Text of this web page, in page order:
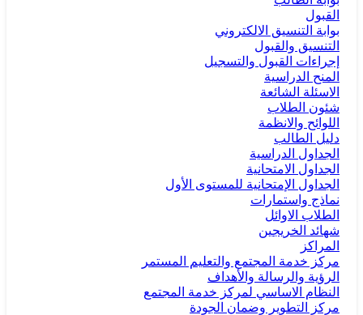
القبول
بوابة التنسيق الالكتروني
التنسيق والقبول
إجراءات القبول والتسجيل
المنح الدراسية
الاسئلة الشائعة
شئون الطلاب
اللوائح والانظمة
دليل الطالب
الجداول الدراسية
الجداول الامتحانية
الجداول الإمتحانية للمستوى الأول
نماذج واستمارات
الطلاب الاوائل
شهائد الخريجين
المراكز
مركز خدمة المجتمع والتعليم المستمر
الرؤية والرسالة والأهداف
النظام الاساسي لمركز خدمة المجتمع
مركز التطوير وضمان الجودة